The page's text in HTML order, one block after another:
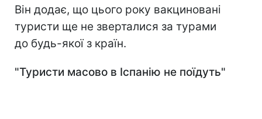
Він додає, що цього року вакциновані
туристи ще не зверталися за турами
до будь-якої з країн.
"Туристи масово в Іспанію не поїдуть"